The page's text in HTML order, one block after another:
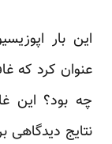
این بار
عنوان کرد که
چه بود؟ این
نتایج دیدگاهی